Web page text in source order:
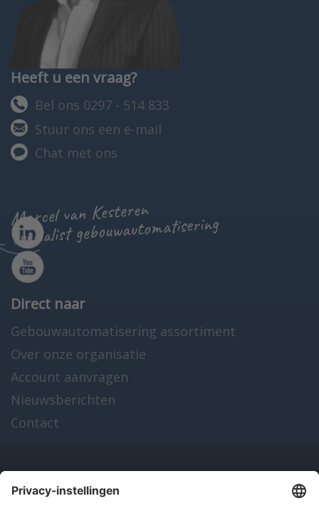
Heeft u een vraag?
Bel ons 0297 - 514 833
Stuur ons een e-mail
Chat met ons
Marcel van Kesteren
specialist gebouwautomatisering
Direct naar
Gebouwautomatisering assortiment
Over onze organisatie
Account aanvragen
Nieuwsberichten
Contact
Onze producten
en diensten